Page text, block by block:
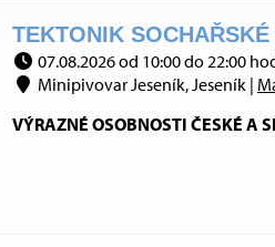
TEKTONIK
07.08.2026 od 10:00 do 22:00
Minipivovar Jeseník, Jeseník |
VÝRAZNÉ OSOBNOSTI ČESKÉ A